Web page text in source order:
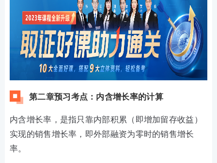
第二章预习考点：内含增长率的计算
内含增长率，是指只靠内部积累（即增加留存收益）
实现的销售增长率，即外部融资为零时的销售增长
率。